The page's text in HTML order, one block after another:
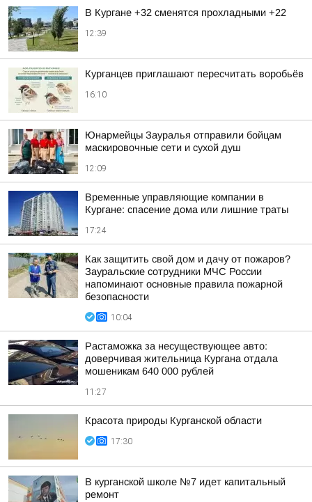
В Кургане +32 сменятся прохладными +22
12:39
Курганцев приглашают пересчитать воробьёв
16:10
Юнармейцы Зауралья отправили бойцам
маскировочные сети и сухой душ
12:09
Временные управляющие компании в
Кургане: спасение дома или лишние траты
17:24
Как защитить свой дом и дачу от пожаров?
Зауральские сотрудники МЧС России
напоминают основные правила пожарной
безопасности
10:04
Растаможка за несуществующее авто:
доверчивая жительница Кургана отдала
мошеникам 640 000 рублей
11:27
Красота природы Курганской области
17:30
В курганской школе №7 идет капитальный
ремонт